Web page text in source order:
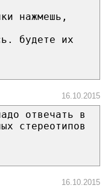
нажмешь,
будете их
16.10.2015
отвечать в
стереотипов
16.10.2015